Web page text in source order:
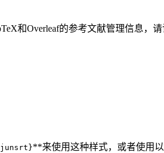
和Overleaf的参考文献管理信息，
**来使用这种样式，或者使用以